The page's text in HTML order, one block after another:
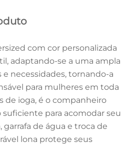
com cor personalizada
adaptando-se a uma ampla
e necessidades, tornando-a
para mulheres em toda
de ioga, é o companheiro
para acomodar seu
de água e troca de
lona protege seus